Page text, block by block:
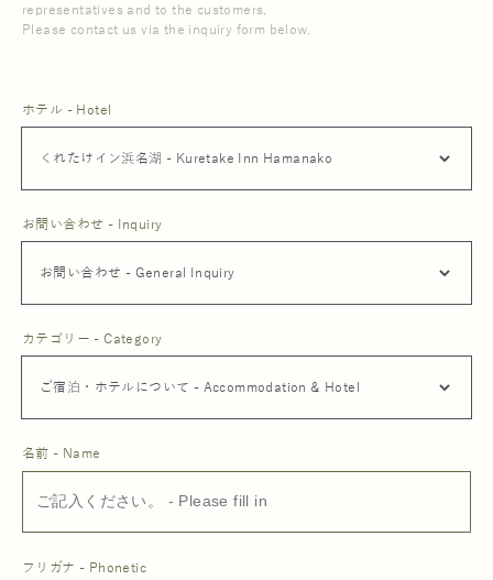
representatives and to the customers.
Please contact us via the inquiry form below.
ホテル - Hotel
お問い合わせ - Inquiry
カテゴリー - Category
名前 - Name
フリガナ - Phonetic